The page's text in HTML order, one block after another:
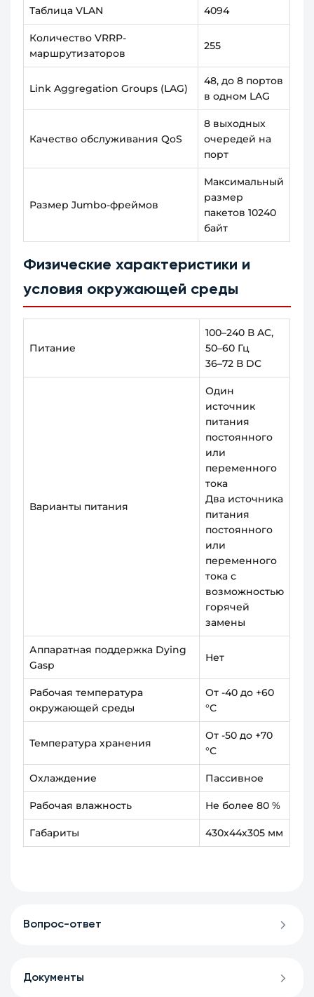
Таблица VLAN 4094
Количество VRRP-
маршрутизаторов
255
Link Aggregation Groups (LAG)
48, до 8 портов
в одном LAG
Качество обслуживания QoS
8 выходных
очередей на
порт
Размер Jumbo-фреймов
Максимальный
размер
пакетов 10240
байт
Физические характеристики и
условия окружающей среды
Питание
100–240 В AC,
50–60 Гц
36–72 В DC
Варианты питания
Один
источник
питания
постоянного
или
переменного
тока
Два источника
питания
постоянного
или
переменного
тока с
возможностью
горячей
замены
Аппаратная поддержка Dying
Gasp
Нет
Рабочая температура
окружающей среды
От -40 до +60
°С
Температура хранения
От -50 до +70
°С
Охлаждение Пассивное
Рабочая влажность Не более 80 %
Габариты 430х44х305 мм
Вопрос-ответ
Документы